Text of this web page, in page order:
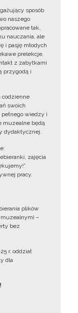
sposób
naszego
tak,
nauczania, ale
i pasję młodych
prelekcje,
z zabytkami
przygodą i
swoich
wiedzy i
muzealne będą
dydaktycznej.
zajęcia
pracy.
plików
muzealnymi –
bez
r. oddział
dla